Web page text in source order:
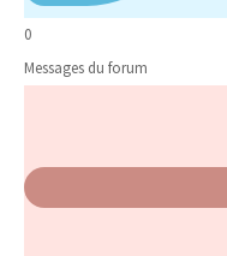
0
Messages du forum